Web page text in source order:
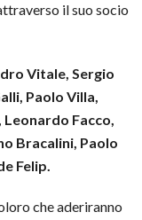
il suo socio
Vitale, Sergio
Paolo Villa,
Facco,
Bracalini, Paolo
Felip.
che aderiranno